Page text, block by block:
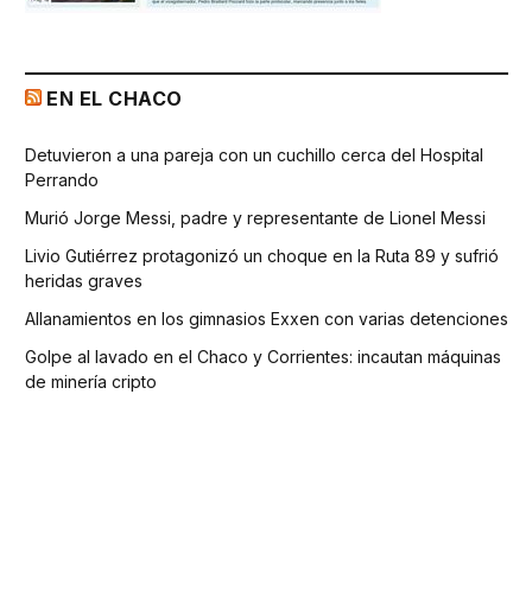
EN EL CHACO
Detuvieron a una pareja con un cuchillo cerca del Hospital
Perrando
Murió Jorge Messi, padre y representante de Lionel Messi
Livio Gutiérrez protagonizó un choque en la Ruta 89 y sufrió
heridas graves
Allanamientos en los gimnasios Exxen con varias detenciones
Golpe al lavado en el Chaco y Corrientes: incautan máquinas
de minería cripto